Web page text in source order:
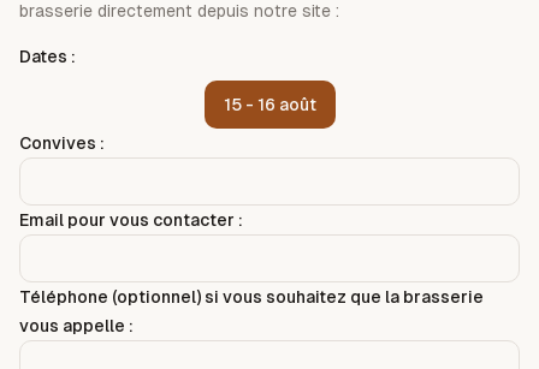
brasserie directement depuis notre site :
Dates :
15 - 16 août
Convives :
Email pour vous contacter :
Téléphone (optionnel) si vous souhaitez que la brasserie
vous appelle :